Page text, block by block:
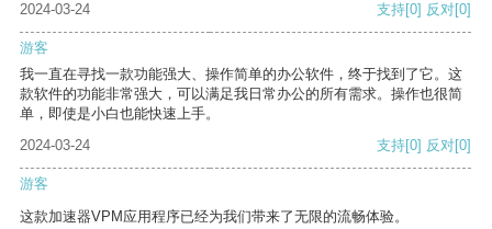
2024-03-24 支持[0] 反对[0]
游客
我一直在寻找一款功能强大、操作简单的办公软件，终于找到了它。这
款软件的功能非常强大，可以满足我日常办公的所有需求。操作也很简
单，即使是小白也能快速上手。
2024-03-24
支持[0] 反对[0]
游客
这款加速器VPM应用程序已经为我们带来了无限的流畅体验。